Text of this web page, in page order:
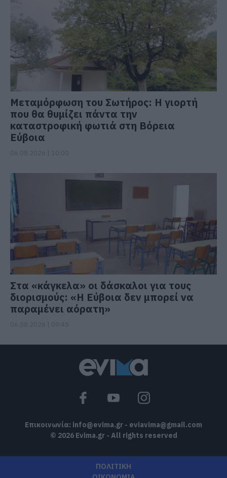
Μεταμόρφωση του Σωτήρος: Η γιορτή
που θα θυμίζει πάντα την
καταστροφική φωτιά στη Βόρεια
Εύβοια
Στα «κάγκελα» οι δάσκαλοι για τους
διορισμούς: «Η Εύβοια δεν μπορεί να
παραμένει αόρατη»
Επικοινωνία: info@evima.gr - eviavima@gmail.com
© 2026 Evima.gr - All rights reserved
ΠΟΛΙΤΙΚΗ